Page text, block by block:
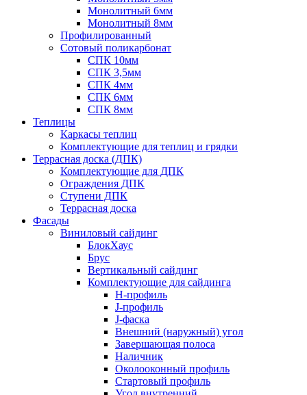
Монолитный 6мм
Монолитный 8мм
Профилированный
Сотовый поликарбонат
СПК 10мм
СПК 3,5мм
СПК 4мм
СПК 6мм
СПК 8мм
Теплицы
Каркасы теплиц
Комплектующие для теплиц и грядки
Террасная доска (ДПК)
Комплектующие для ДПК
Ограждения ДПК
Ступени ДПК
Террасная доска
Фасады
Виниловый сайдинг
БлокХаус
Брус
Вертикальный сайдинг
Комплектующие для сайдинга
H-профиль
J-профиль
J-фаска
Внешний (наружный) угол
Завершающая полоса
Наличник
Околооконный профиль
Стартовый профиль